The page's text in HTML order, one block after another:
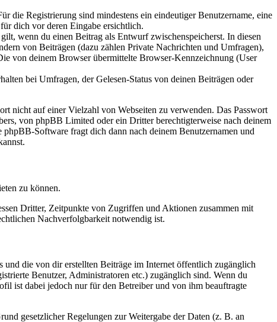
die Registrierung sind mindestens ein eindeutiger Benutzername, eine
dich vor deren Eingabe ersichtlich.
wenn du einen Beitrag als Entwurf zwischenspeicherst. In diesen
von Beiträgen (dazu zählen Private Nachrichten und Umfragen),
von deinem Browser übermittelte Browser-Kennzeichnung (User
bei Umfragen, der Gelesen-Status von deinen Beiträgen oder
nicht auf einer Vielzahl von Webseiten zu verwenden. Das Passwort
von phpBB Limited oder ein Dritter berechtigterweise nach deinem
phpBB-Software fragt dich dann nach deinem Benutzernamen und
zu können.
Dritter, Zeitpunkte von Zugriffen und Aktionen zusammen mit
Nachverfolgbarkeit notwendig ist.
und die von dir erstellten Beiträge im Internet öffentlich zugänglich
Benutzer, Administratoren etc.) zugänglich sind. Wenn du
ist dabei jedoch nur für den Betreiber und von ihm beauftragte
gesetzlicher Regelungen zur Weitergabe der Daten (z. B. an